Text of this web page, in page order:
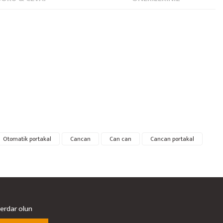
Otomatik portakal Cancan Can can
Cancan portakal
olun